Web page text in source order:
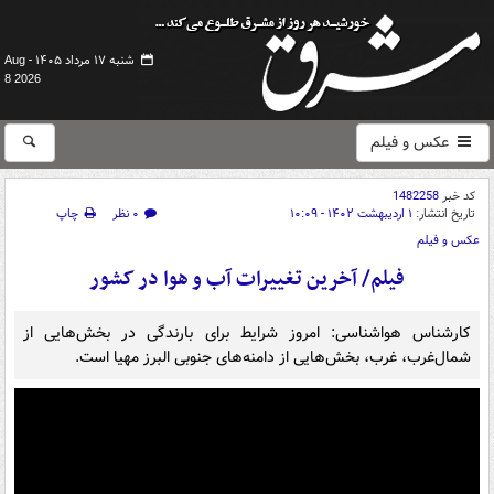
شنبه ۱۷ مرداد ۱۴۰۵ -
Aug
8 2026
عکس و فیلم
کد خبر1482258
تاریخ انتشار: ۱ اردیبهشت ۱۴۰۲ - ۱۰:۰۹ ۰ نظر
چاپ
عکس و فیلم
فیلم/ آخرین تغییرات آب و هوا در کشور
کارشناس هواشناسی: امروز شرایط برای بارندگی در بخش‌هایی از
شمال‌غرب، غرب، بخش‌هایی از دامنه‌های جنوبی البرز مهیا است.